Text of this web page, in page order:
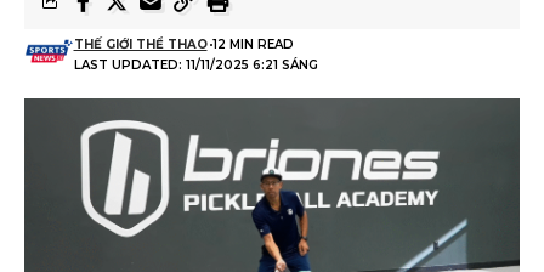
LAST UPDATED: 11/11/2025 6:21 SÁNG
THẾ GIỚI THỂ THAO 12 MIN READ